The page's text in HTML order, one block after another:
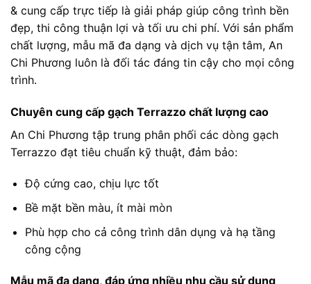
& cung cấp trực tiếp là giải pháp giúp công trình bền
đẹp, thi công thuận lợi và tối ưu chi phí. Với sản phẩm
chất lượng, mẫu mã đa dạng và dịch vụ tận tâm, An
Chi Phương luôn là đối tác đáng tin cậy cho mọi công
trình.
Chuyên cung cấp gạch Terrazzo chất lượng cao
An Chi Phương tập trung phân phối các dòng gạch
Terrazzo đạt tiêu chuẩn kỹ thuật, đảm bảo:
Độ cứng cao, chịu lực tốt
Bề mặt bền màu, ít mài mòn
Phù hợp cho cả công trình dân dụng và hạ tầng
công cộng
Mẫu mã đa dạng, đáp ứng nhiều nhu cầu sử dụng